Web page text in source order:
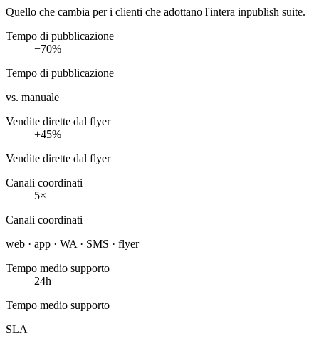
Quello che cambia per i clienti che adottano l'intera inpublish suite.
Tempo di pubblicazione
−70%
Tempo di pubblicazione
vs. manuale
Vendite dirette dal flyer
+45%
Vendite dirette dal flyer
Canali coordinati
5×
Canali coordinati
web · app · WA · SMS · flyer
Tempo medio supporto
24h
Tempo medio supporto
SLA